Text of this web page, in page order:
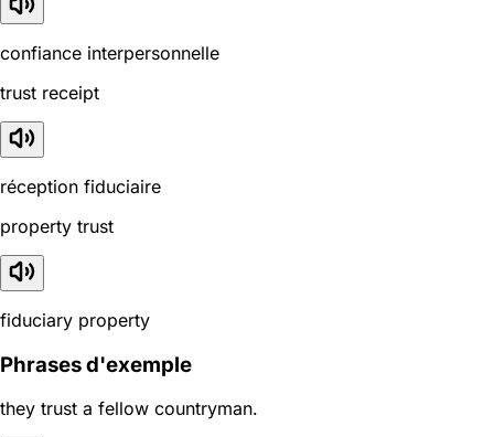
confiance interpersonnelle
trust receipt
réception fiduciaire
property trust
fiduciary property
Phrases d'exemple
they trust a fellow countryman.